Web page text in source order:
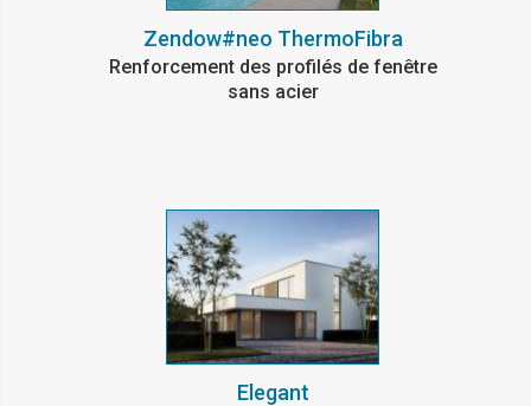
Zendow#neo ThermoFibra
Renforcement des profilés de fenêtre
sans acier
Elegant